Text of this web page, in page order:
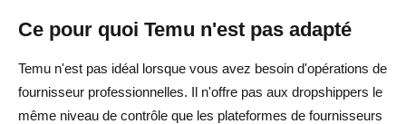
Ce pour quoi Temu n'est pas adapté
Temu n'est pas idéal lorsque vous avez besoin d'opérations de
fournisseur professionnelles. Il n'offre pas aux dropshippers le
même niveau de contrôle que les plateformes de fournisseurs